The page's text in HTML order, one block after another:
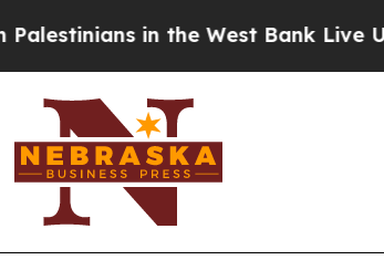
in the West Bank Live Under